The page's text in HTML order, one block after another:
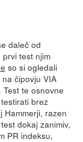
daleč od
test njim
so si ogledali
čipovju VIA
te osnovne
brez
Hammerji, razen
dokaj zanimiv,
PR indeksu,